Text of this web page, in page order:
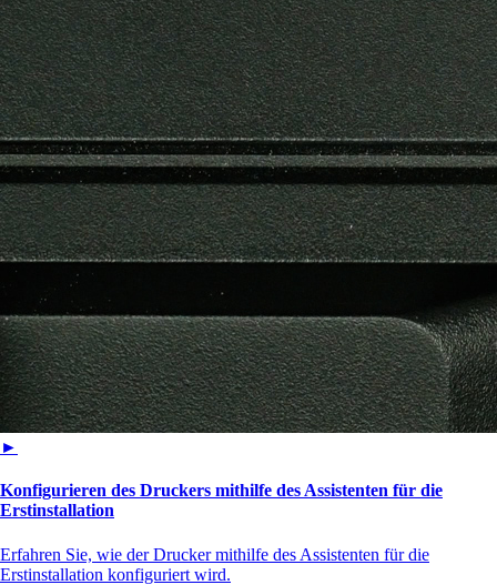
►
Konfigurieren des Druckers mithilfe des Assistenten für die
Erstinstallation
Erfahren Sie, wie der Drucker mithilfe des Assistenten für die
Erstinstallation konfiguriert wird.